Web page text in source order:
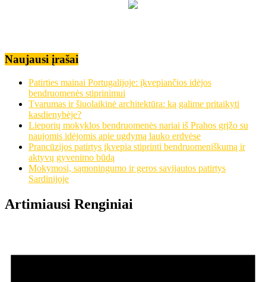
Naujausi įrašai
Patirties mainai Portugalijoje: įkvepiančios idėjos
bendruomenės stiprinimui
Tvarumas ir šiuolaikinė architektūra: ką galime pritaikyti
kasdienybėje?
Lieporių mokyklos bendruomenės nariai iš Prahos grįžo su
naujomis idėjomis apie ugdymą lauko erdvėse
Prancūzijos patirtys įkvepia stiprinti bendruomeniškumą ir
aktyvų gyvenimo būdą
Mokymosi, sąmoningumo ir geros savijautos patirtys
Sardinijoje
Artimiausi Renginiai